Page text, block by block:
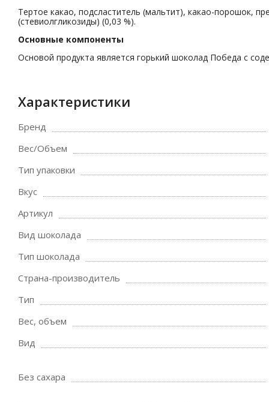
Тертое какао, подсластитель (мальтит), какао-порошок,
(стевиолгликозиды) (0,03 %).
Основные компоненты
Основой продукта является горький шоколад Победа с
Характеристики
Бренд
Вес/Объем
Тип упаковки
Вкус
Артикул
Вид шоколада
Тип шоколада
Страна-производитель
Тип
Вес, объем
Вид
Без сахара